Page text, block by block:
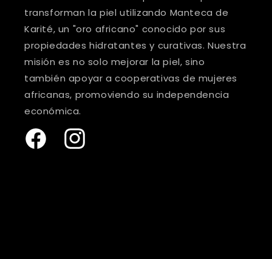
transforman la piel utilizando Manteca de
Karité, un "oro africano" conocido por sus
propiedades hidratantes y curativas. Nuestra
misión es no solo mejorar la piel, sino
también apoyar a cooperativas de mujeres
africanas, promoviendo su independencia
económica.
FacebookInstagram